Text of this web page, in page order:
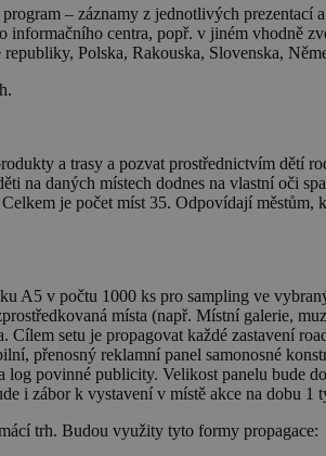
– záznamy z jednotlivých prezentací
centra, popř. v jiném vhodně
Polska, Rakouska, Slovenska,
.
a trasy a pozvat prostřednictvím dětí
na daných místech dodnes na vlastní oči
je počet míst 35. Odpovídají
A5 v počtu 1000 ks pro sampling ve
místa (např. Místní galerie,
setu je propagovat každé zastavení
přenosný reklamní panel samonosné
povinné publicity. Velikost panelu bude
i zábor k vystavení v místě akce na dobu 1
trh. Budou využity tyto formy propagace: